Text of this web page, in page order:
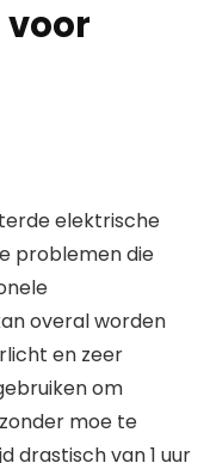
elektrische
problemen die
overal worden
en zeer
om
moe te
drastisch van 1 uur